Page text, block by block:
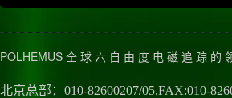
POLHEMUS 全 球 六 自 由 度 电 磁 追 踪 的
北京总部：010-82600207/05,FAX:010-